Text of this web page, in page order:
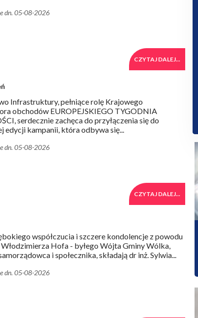
dn. 05-08-2026
CZYTAJ DALEJ...
Infrastruktury, pełniące rolę Krajowego
obchodów EUROPEJSKIEGO TYGODNIA
serdecznie zachęca do przyłączenia się do
edycji kampanii, która odbywa się...
dn. 05-08-2026
CZYTAJ DALEJ...
współczucia i szczere kondolencje z powodu
Włodzimierza Hofa - byłego Wójta Gminy Wólka,
i społecznika, składają dr inż. Sylwia...
dn. 05-08-2026